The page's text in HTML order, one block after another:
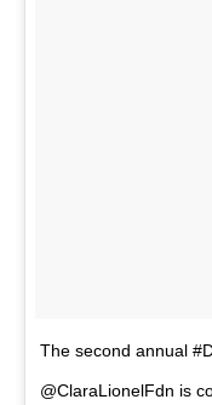
The second annual
@ClaraLionelFdn is